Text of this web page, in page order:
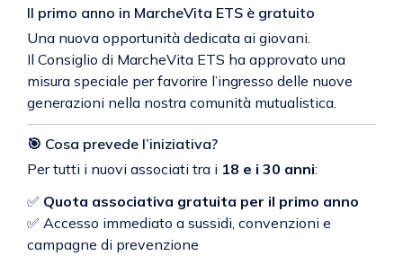
Il primo anno in MarcheVita ETS è gratuito
Una nuova opportunità dedicata ai giovani.
Il Consiglio di MarcheVita ETS ha approvato una
misura speciale per favorire l’ingresso delle nuove
generazioni nella nostra comunità mutualistica.
🎯 Cosa prevede l’iniziativa?
Per tutti i nuovi associati tra i 18 e i 30 anni:
✅ Quota associativa gratuita per il primo anno
✅ Accesso immediato a sussidi, convenzioni e
campagne di prevenzione